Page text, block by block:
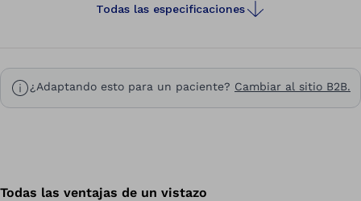
Todas las especificaciones
¿Adaptando esto para un paciente? Cambiar al sitio B2B.
Todas las ventajas de un vistazo